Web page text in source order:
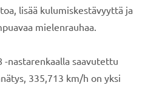
lisää kulumiskestävyyttä ja
mielenrauhaa.
-nastarenkaalla saavutettu
335,713 km/h on yksi